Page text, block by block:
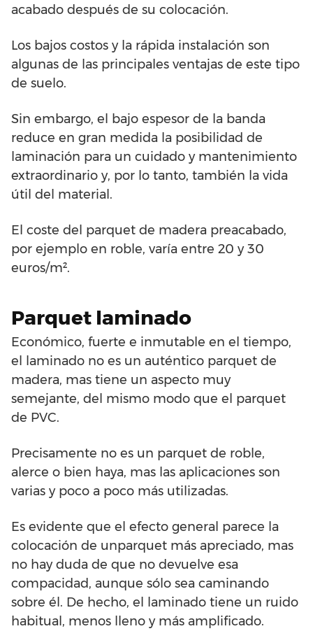
acabado después de su colocación.
Los bajos costos y la rápida instalación son
algunas de las principales ventajas de este tipo
de suelo.
Sin embargo, el bajo espesor de la banda
reduce en gran medida la posibilidad de
laminación para un cuidado y mantenimiento
extraordinario y, por lo tanto, también la vida
útil del material.
El coste del parquet de madera preacabado,
por ejemplo en roble, varía entre 20 y 30
euros/m².
Parquet laminado
Económico, fuerte e inmutable en el tiempo,
el laminado no es un auténtico parquet de
madera, mas tiene un aspecto muy
semejante, del mismo modo que el parquet
de PVC.
Precisamente no es un parquet de roble,
alerce o bien haya, mas las aplicaciones son
varias y poco a poco más utilizadas.
Es evidente que el efecto general parece la
colocación de unparquet más apreciado, mas
no hay duda de que no devuelve esa
compacidad, aunque sólo sea caminando
sobre él. De hecho, el laminado tiene un ruido
habitual, menos lleno y más amplificado.